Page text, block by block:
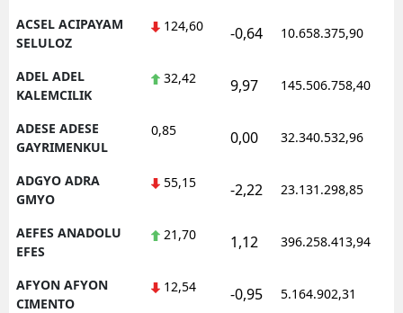
ACSEL ACIPAYAM
SELULOZ
124,60 -0,64 10.658.375,90
ADEL ADEL
KALEMCILIK
32,42 9,97 145.506.758,40
ADESE ADESE
GAYRIMENKUL
0,85 0,00 32.340.532,96
ADGYO ADRA
GMYO
55,15 -2,22 23.131.298,85
AEFES ANADOLU
EFES
21,70 1,12 396.258.413,94
AFYON AFYON
CIMENTO
12,54 -0,95 5.164.902,31